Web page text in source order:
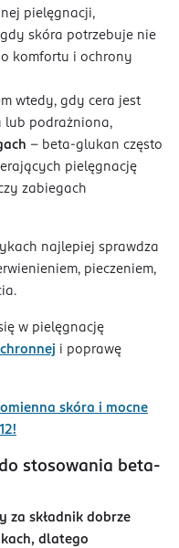
pielęgnacji,
skóra potrzebuje nie
komfortu i ochrony
wtedy, gdy cera jest
lub podrażniona,
– beta-glukan często
pielęgnację
zabiegach
najlepiej sprawdza
pieczeniem,
w pielęgnację
i poprawę
skóra i mocne
stosowania beta-
za składnik dobrze
dlatego